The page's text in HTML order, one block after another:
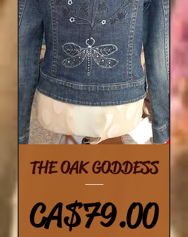
THE OAK GODDESS
價格
CA$79.00